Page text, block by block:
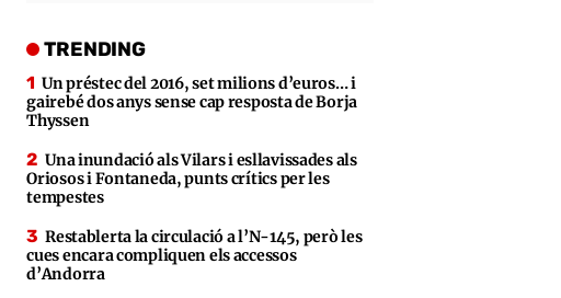
TRENDING
Un préstec del 2016, set milions d’euros… i
gairebé dos anys sense cap resposta de Borja
Thyssen
Una inundació als Vilars i esllavissades als
Oriosos i Fontaneda, punts crítics per les
tempestes
Restablerta la circulació a l’N-145, però les
cues encara compliquen els accessos
d’Andorra